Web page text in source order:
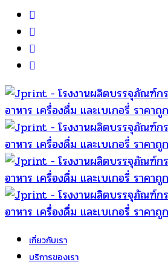
เกี่ยวกับเรา
บริการของเรา